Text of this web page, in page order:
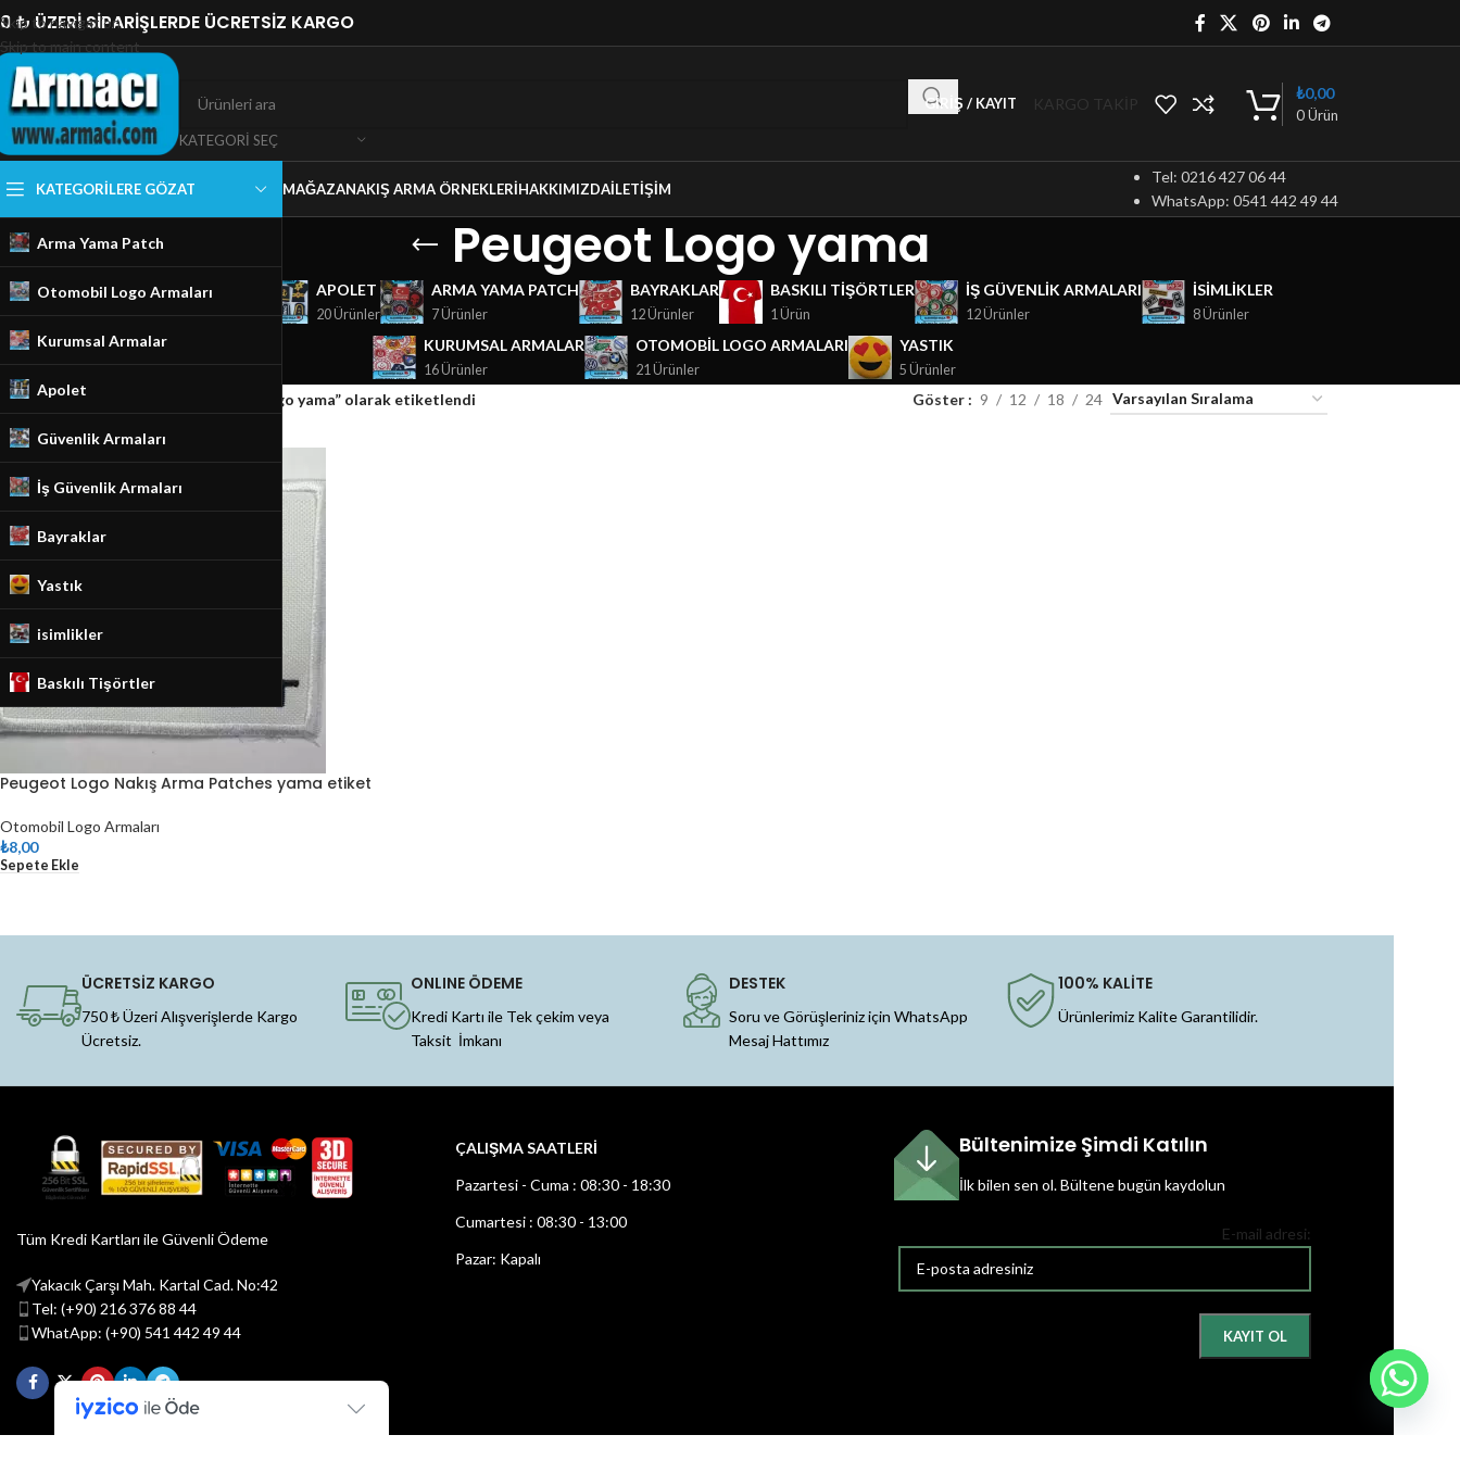
Skip to navigation
Skip to main content
₺ ÜZERİ SİPARİŞLERDE ÜCRETSİZ KARGO
KATEGORI SEÇ
GIRIŞ / KAYIT KARGO TAKİP
0Ürün
₺0,00
KATEGORILERE GÖZAT
Arma Yama Patch
Otomobil Logo Armaları
Kurumsal Armalar
Apolet
Güvenlik Armaları
İş Güvenlik Armaları
Bayraklar
Yastık
isimlikler
Baskılı Tişörtler
MAĞAZANAKIŞ ARMA ÖRNEKLERIHAKKIMIZDAİLETIŞIM
Tel: 0216 427 06 44
WhatsApp: 0541 442 49 44
Peugeot Logo yama
GÜVENLIK ARMALARI
18 Ürünler
APOLET
20 Ürünler
ARMA YAMA PATCH
7 Ürünler
BAYRAKLAR
12 Ürünler
BASKILI TIŞÖRTLER
1 Ürün
İŞ GÜVENLIK ARMALARI
12 Ürünler
ISIMLIKLER
8 Ürünler
KURUMSAL ARMALAR
16 Ürünler
OTOMOBIL LOGO ARMALARI
21 Ürünler
YASTIK
5 Ürünler
Ana Sayfa/Mağaza Ürünler “Peugeot Logo yama” olarak etiketlendi Göster 9 12 18 24
Peugeot Logo Nakış Arma Patches yama etiket
Otomobil Logo Armaları
₺8,00
Sepete Ekle
ÜCRETSİZ KARGO
750 ₺ Üzeri Alışverişlerde Kargo
Ücretsiz.
ONLINE ÖDEME
Kredi Kartı ile Tek çekim veya
Taksit İmkanı
DESTEK
Soru ve Görüşleriniz için WhatsApp
Mesaj Hattımız
100% KALİTE
Ürünlerimiz Kalite Garantilidir.
Tüm Kredi Kartları ile Güvenli Ödeme
Yakacık Çarşı Mah. Kartal Cad. No:42
Tel: (+90) 216 376 88 44
WhatApp: (+90) 541 442 49 44
ÇALIŞMA SAATLERİ
Pazartesi - Cuma : 08:30 - 18:30
Cumartesi : 08:30 - 13:00
Pazar: Kapalı
Bültenimize Şimdi Katılın
İlk bilen sen ol.Bültene bugün kaydolun
E-mail adresi: